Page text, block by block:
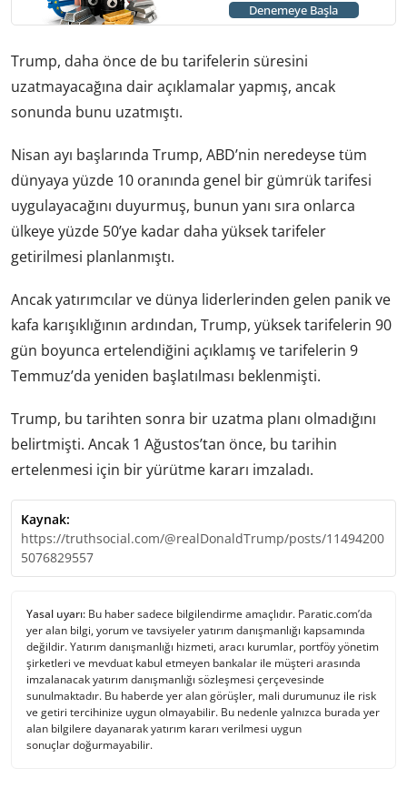
Denemeye Başla
Trump, daha önce de bu tarifelerin süresini
uzatmayacağına dair açıklamalar yapmış, ancak
sonunda bunu uzatmıştı.
Nisan ayı başlarında Trump, ABD’nin neredeyse tüm
dünyaya yüzde 10 oranında genel bir gümrük tarifesi
uygulayacağını duyurmuş, bunun yanı sıra onlarca
ülkeye yüzde 50’ye kadar daha yüksek tarifeler
getirilmesi planlanmıştı.
Ancak yatırımcılar ve dünya liderlerinden gelen panik ve
kafa karışıklığının ardından, Trump, yüksek tarifelerin 90
gün boyunca ertelendiğini açıklamış ve tarifelerin 9
Temmuz’da yeniden başlatılması beklenmişti.
Trump, bu tarihten sonra bir uzatma planı olmadığını
belirtmişti. Ancak 1 Ağustos’tan önce, bu tarihin
ertelenmesi için bir yürütme kararı imzaladı.
Kaynak:
https://truthsocial.com/@realDonaldTrump/posts/11494200
5076829557
Yasal uyarı: Bu haber sadece bilgilendirme amaçlıdır. Paratic.com’da
yer alan bilgi, yorum ve tavsiyeler yatırım danışmanlığı kapsamında
değildir. Yatırım danışmanlığı hizmeti, aracı kurumlar, portföy yönetim
şirketleri ve mevduat kabul etmeyen bankalar ile müşteri arasında
imzalanacak yatırım danışmanlığı sözleşmesi çerçevesinde
sunulmaktadır. Bu haberde yer alan görüşler, mali durumunuz ile risk
ve getiri tercihinize uygun olmayabilir. Bu nedenle yalnızca burada yer
alan bilgilere dayanarak yatırım kararı verilmesi uygun
sonuçlar doğurmayabilir.